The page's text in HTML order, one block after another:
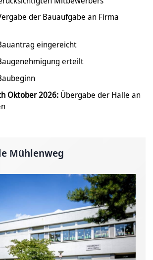
der Bauaufgabe an Firma
eingereicht
erteilt
Oktober 2026: Übergabe der Halle an
Mühlenweg